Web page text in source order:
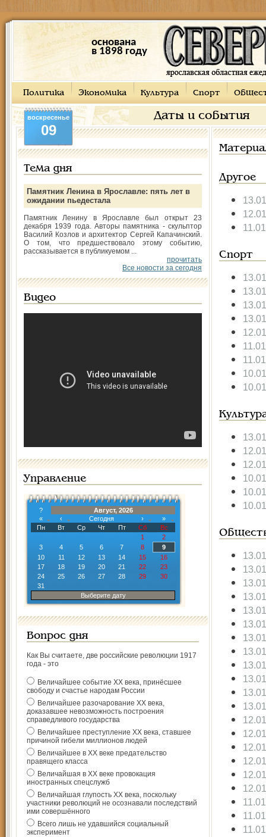
основана
в 1898 году
Политика Экономика Культура Спорт
Даты и события
воскресенье
09
Тема дня
Памятник Ленина в Ярославле: пять лет в
ожидании пьедестала
Памятник Ленину в Ярославле был открыт 23
декабря 1939 года. Авторы памятника - скульптор
Василий Козлов и архитектор Сергей Капачинский.
О том, что предшествовало этому событию,
рассказывается в публикуемом ...
прочитать
Все новости за сегодня
Видео
Управление
?
Август, 2026
«
‹ Сегодня ›
»
Пн
Вт Ср Чт Пт Сб
Вс
1
2
3
4 5 6 7 8
9
10
11 12 13 14 15
16
17
18 19 20 21 22
23
24
25 26 27 28 29
30
31
Выберите дату
Вопрос дня
Как Вы считаете, две российские революции 1917
года - это
Величайшее событие ХХ века, принёсшее
свободу и счастье народам России
Величайшее разочарование ХХ века,
доказавшее невозможность построения
справедливого государства
Величайшее преступление ХХ века, ставшее
причиной гибели миллионов людей
Величайшее в ХХ веке предательство
правящего класса
Величайшая в ХХ веке провокация
иностранных спецслужб
Величайшая глупость ХХ века, поскольку
участники революций не осознавали последствий
ими совершённого
Всего лишь не удавшийся социальный
эксперимент
Другое
Спорт